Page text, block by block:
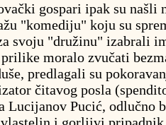
gospari ipak su našli
"komediju" koju su
svoju "družinu" izabrali
moralo zvučati
predlagali su
čitavog posla
Lucijanov Pucić, odlučno